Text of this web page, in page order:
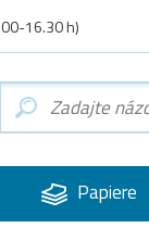
16.30 h)
Papiere